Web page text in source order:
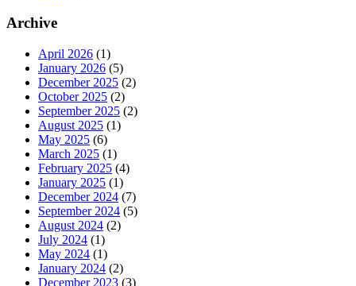
Archive
April 2026 (1)
January 2026 (5)
December 2025 (2)
October 2025 (2)
September 2025 (2)
August 2025 (1)
May 2025 (6)
March 2025 (1)
February 2025 (4)
January 2025 (1)
December 2024 (7)
September 2024 (5)
August 2024 (2)
July 2024 (1)
May 2024 (1)
January 2024 (2)
December 2023 (3)